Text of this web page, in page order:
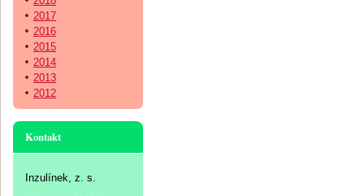
2017
2016
2015
2014
2013
2012
Kontakt
Inzulínek, z. s.